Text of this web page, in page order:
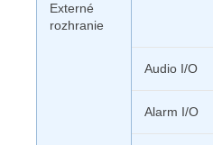
Externé
rozhranie
Audio I/O
Alarm I/O